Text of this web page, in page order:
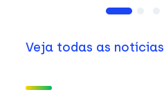
Veja todas as notícias